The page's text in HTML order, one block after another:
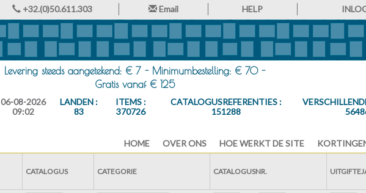
+32.(0)50.611.303 Email HELP
Levering steeds aangetekend: € 7 - Minimumbestelling: € 70 -
Gratis vanaf € 125
06-08-2026
09:02
LANDEN :
83
ITEMS :
370726
CATALOGUSREFERENTIES :
151288
HOME OVER ONS HOE WERKT DE SITE
CATALOGUS CATEGORIE CATALOGUSNR.